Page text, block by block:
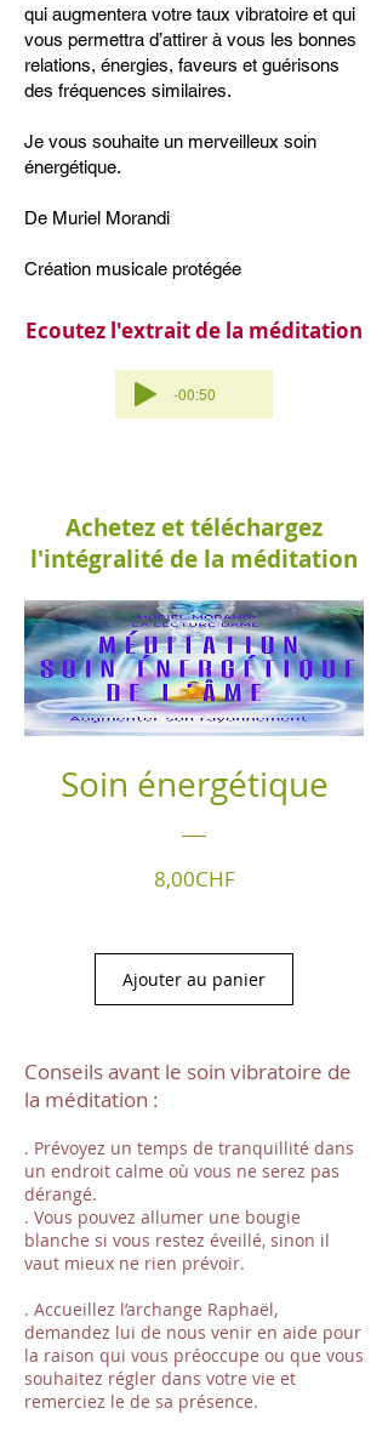
qui augmentera votre taux vibratoire et qui
vous permettra d’attirer à vous les bonnes
relations, énergies, faveurs et guérisons
des fréquences similaires.
Je vous souhaite un merveilleux soin
énergétique.
De Muriel Morandi
Création musicale protégée
Ecoutez l'extrait de la méditation
-00:50
Achetez et téléchargez
l'intégralité de la méditation
Soin énergétique
8,00CHFPrix
Ajouter au panier
Conseils avant le soin vibratoire de
la méditation :
. Prévoyez un temps de tranquillité dans
un endroit calme où vous ne serez pas
dérangé.
. Vous pouvez allumer une bougie
blanche si vous restez éveillé, sinon il
vaut mieux ne rien prévoir.
. Accueillez l’archange Raphaël,
demandez lui de nous venir en aide pour
la raison qui vous préoccupe ou que vous
souhaitez régler dans votre vie et
remerciez le de sa présence.